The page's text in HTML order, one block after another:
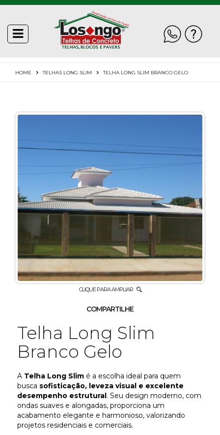
toggle
navigation
INÍCIO
DE
ACESSÓRIOS
BLOCOS
COBOGÓ
LAJES
MEIO
TELHAS
FREQUENTES
CONTATO
Fale
HOME TELHAS LONG SLIM TELHA LONG SLIM BRANCO GELO
CLIQUE PARA AMPLIAR
COMPARTILHE
Telha Long Slim
Branco Gelo
A Telha Long Slim é a escolha ideal para quem
busca sofisticação, leveza visual e excelente
desempenho estrutural . Seu design moderno, com
ondas suaves e alongadas, proporciona um
acabamento elegante e harmonioso, valorizando
projetos residenciais e comerciais.